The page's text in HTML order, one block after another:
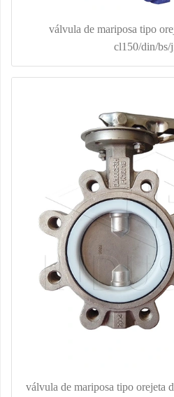
válvula de mariposa tipo
cl150/din/bs/
válvula de mariposa tipo orejeta